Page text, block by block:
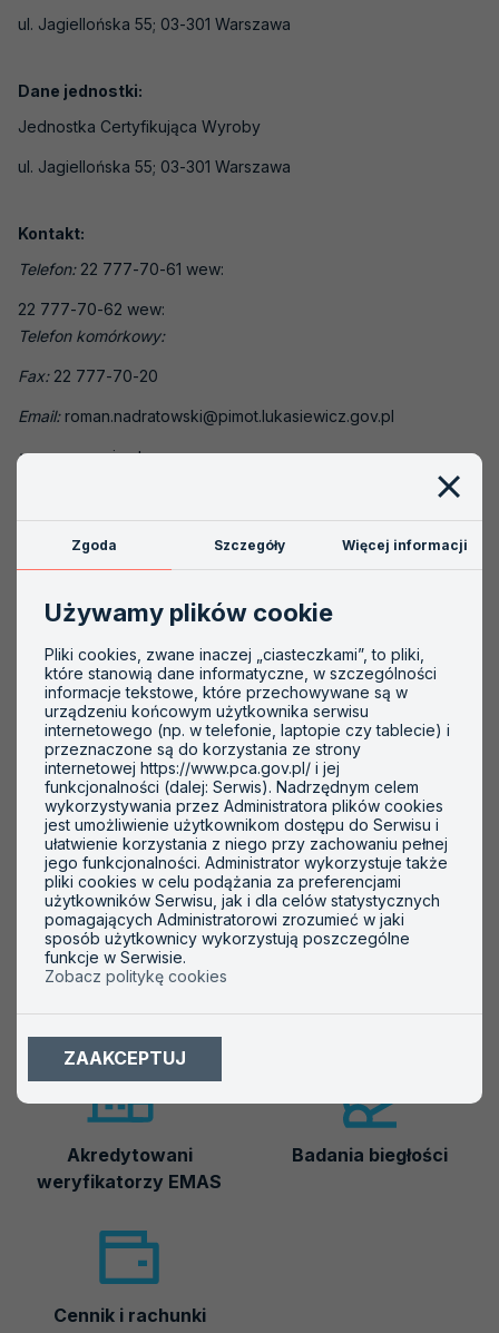
Jednostki certyfikujące wyroby, procesy i
Jednostki inspekcyjne
Jednostki weryfikujące i walidujące
Organizatorzy badań biegłości
Weryfikatorzy EMAS
Laboratoria - badania pH gleby
Akredytacja krok po kroku
Szkolenia
ul. Jagiellońska 55; 03-301 Warszawa
Dane jednostki:
Jednostka Certyfikująca Wyroby
ul. Jagiellońska 55; 03-301 Warszawa
Kontakt:
Telefon:22 777-70-61 wew:
22 777-70-62 wew:
Telefon komórkowy:
Fax:22 777-70-20
Email:roman.nadratowski@pimot.lukasiewicz.gov.pl
www:www.pimot.eu
Zakres akredytacji:
AC 001
Program certyfikacji:
certyfikacja na znaki zgodności kod ICS: 43.040.50,
43.040.70, 43.040.99, 43.080, 55.180
certyfikacja jakości biokomponentów
Ważne informacje
Akredytowane podmioty Symbole akredytacji
Akredytowani
weryfikatorzy EMAS
Badania biegłości
Cennik i rachunki
Zgoda Szczegóły Więcej informacji
Używamy plików cookie
Pliki cookies, zwane inaczej „ciasteczkami”, to pliki,
które stanowią dane informatyczne, w szczególności
informacje tekstowe, które przechowywane są w
urządzeniu końcowym użytkownika serwisu
internetowego (np. w telefonie, laptopie czy tablecie) i
przeznaczone są do korzystania ze strony
internetowej https://www.pca.gov.pl/ i jej
funkcjonalności (dalej: Serwis). Nadrzędnym celem
wykorzystywania przez Administratora plików cookies
jest umożliwienie użytkownikom dostępu do Serwisu i
ułatwienie korzystania z niego przy zachowaniu pełnej
jego funkcjonalności. Administrator wykorzystuje także
pliki cookies w celu podążania za preferencjami
użytkowników Serwisu, jak i dla celów statystycznych
pomagających Administratorowi zrozumieć w jaki
sposób użytkownicy wykorzystują poszczególne
funkcje w Serwisie.
Zobacz politykę cookies
ZAAKCEPTUJ